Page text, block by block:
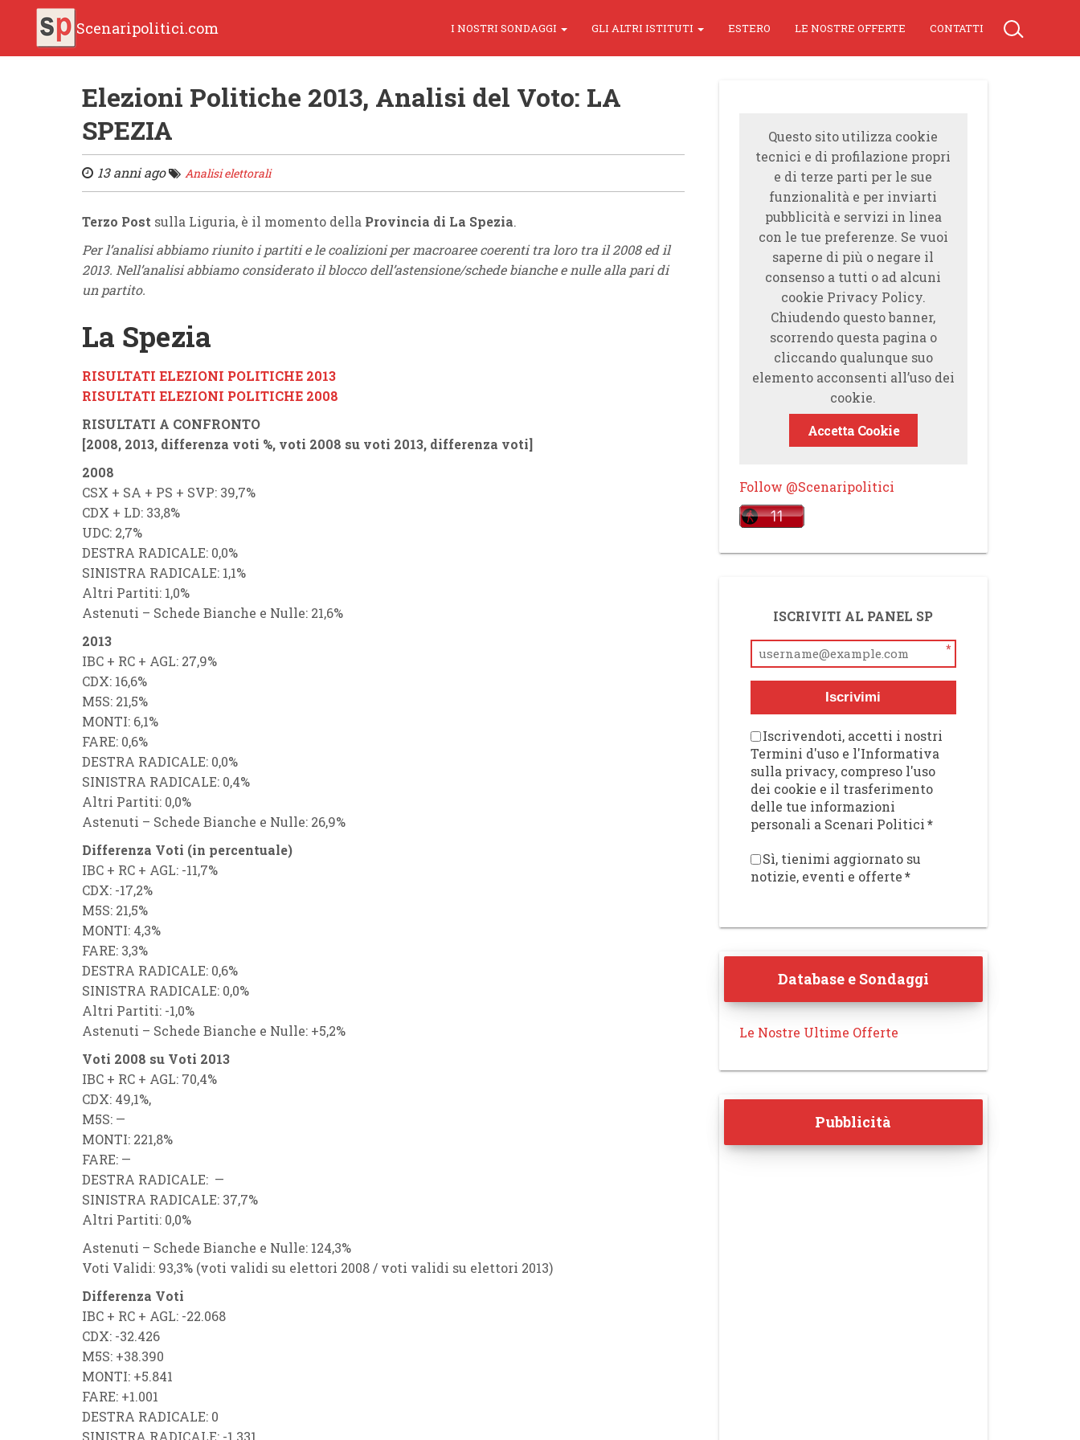
Scenaripolitici.com I NOSTRI SONDAGGI GLI ALTRI ISTITUTI ESTERO LE NOSTRE OFFERTE CONTATTI
Elezioni Politiche 2013, Analisi del Voto: LA
SPEZIA
13 anni ago Analisi elettorali
Terzo Post sulla Liguria, è il momento della Provincia di La Spezia.
Per l’analisi abbiamo riunito i partiti e le coalizioni per macroaree coerenti tra loro tra il 2008 ed il
2013. Nell’analisi abbiamo considerato il blocco dell’astensione/schede bianche e nulle alla pari di
un partito.
La Spezia
RISULTATI ELEZIONI POLITICHE 2013
RISULTATI ELEZIONI POLITICHE 2008
RISULTATI A CONFRONTO
[2008, 2013, differenza voti %, voti 2008 su voti 2013, differenza voti]
2008
CSX + SA + PS + SVP: 39,7%
CDX + LD: 33,8%
UDC: 2,7%
DESTRA RADICALE: 0,0%
SINISTRA RADICALE: 1,1%
Altri Partiti: 1,0%
Astenuti – Schede Bianche e Nulle: 21,6%
2013
IBC + RC + AGL: 27,9%
CDX: 16,6%
M5S: 21,5%
MONTI: 6,1%
FARE: 0,6%
DESTRA RADICALE: 0,0%
SINISTRA RADICALE: 0,4%
Altri Partiti: 0,0%
Astenuti – Schede Bianche e Nulle: 26,9%
Differenza Voti (in percentuale)
IBC + RC + AGL: -11,7%
CDX: -17,2%
M5S: 21,5%
MONTI: 4,3%
FARE: 3,3%
DESTRA RADICALE: 0,6%
SINISTRA RADICALE: 0,0%
Altri Partiti: -1,0%
Astenuti – Schede Bianche e Nulle: +5,2%
Voti 2008 su Voti 2013
IBC + RC + AGL: 70,4%
CDX: 49,1%,
M5S: —
MONTI: 221,8%
FARE: —
DESTRA RADICALE: —
SINISTRA RADICALE: 37,7%
Altri Partiti: 0,0%
Astenuti – Schede Bianche e Nulle: 124,3%
Voti Validi: 93,3% (voti validi su elettori 2008 / voti validi su elettori 2013)
Differenza Voti
IBC + RC + AGL: -22.068
CDX: -32.426
M5S: +38.390
MONTI: +5.841
FARE: +1.001
DESTRA RADICALE: 0
SINISTRA RADICALE: -1.331
Questo sito utilizza cookie
tecnici e di profilazione propri
e di terze parti per le sue
funzionalità e per inviarti
pubblicità e servizi in linea
con le tue preferenze. Se vuoi
saperne di più o negare il
consenso a tutti o ad alcuni
cookie Privacy Policy.
Chiudendo questo banner,
scorrendo questa pagina o
cliccando qualunque suo
elemento acconsenti all’uso dei
cookie.
Accetta Cookie
Follow @Scenaripolitici
ISCRIVITI AL PANEL SP
*
Iscrivimi
Iscrivendoti, accetti i nostri
Termini d'uso e l'Informativa
sulla privacy, compreso l'uso
dei cookie e il trasferimento
delle tue informazioni
personali a Scenari Politici*
Sì, tienimi aggiornato su
notizie, eventi e offerte*
Database e Sondaggi
Le Nostre Ultime Offerte
Pubblicità